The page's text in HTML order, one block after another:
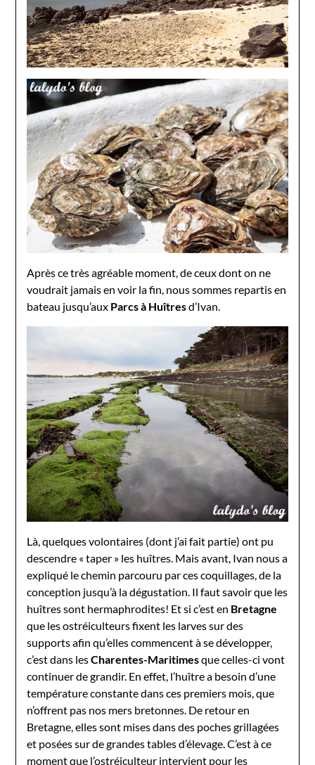
Après ce très agréable moment, de ceux dont on ne
voudrait jamais en voir la fin, nous sommes repartis en
bateau jusqu’aux Parcs à Huîtresd’Ivan.
Là, quelques volontaires (dont j’ai fait partie) ont pu
descendre « taper » les huîtres. Mais avant, Ivan nous a
expliqué le chemin parcouru par ces coquillages, de la
conception jusqu’à la dégustation. Il faut savoir que les
huîtres sont hermaphrodites! Et si c’est en Bretagne
que les ostréiculteurs fixent les larves sur des
supports afin qu’elles commencent à se développer,
c’est dans lesCharentes-Maritimesque celles-ci vont
continuer de grandir. En effet, l’huître a besoin d’une
température constante dans ces premiers mois, que
n’offrent pas nos mers bretonnes. De retour en
Bretagne, elles sont mises dans des poches grillagées
et posées sur de grandes tables d’élevage. C’est à ce
moment que l’ostréiculteur intervient pour les